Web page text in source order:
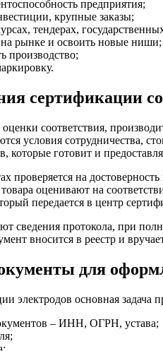
предприятия;
крупные заказы;
тендерах,
рынке и освоить новые ниши;
производство;
сертификации
соответствия,
условия сотрудничества,
которые готовит и
проверяется на
оценивают на
передается в центр
сведения протокола, при
вносится в реестр и
для
электродов основная
– ИНН, ОГРН, устава;